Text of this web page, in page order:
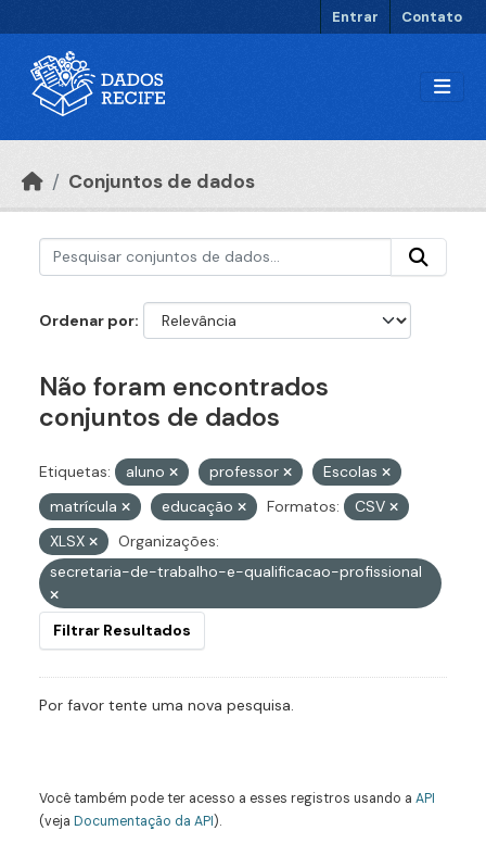
Entrar Contato
Conjuntos de dados
Ordenar por
Não foram encontrados
conjuntos de dados
Etiquetas: aluno professor
Escolas
matrícula
educação Formatos:
CSV
XLSX
Organizações:
secretaria-de-trabalho-e-qualificacao-profissional
Filtrar Resultados
Por favor tente uma nova pesquisa.
Você também pode ter acesso a esses registros usando a API
(veja Documentação da API).